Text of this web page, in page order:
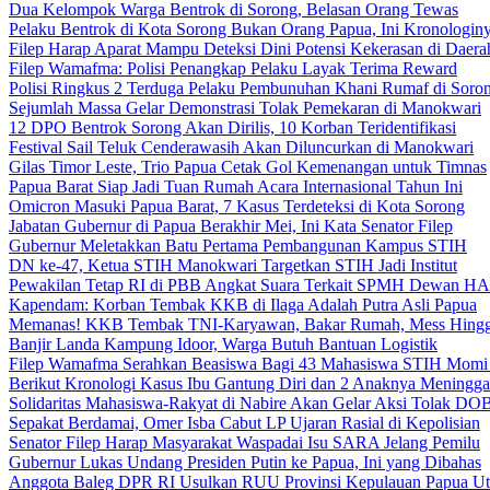
Dua Kelompok Warga Bentrok di Sorong, Belasan Orang Tewas
Pelaku Bentrok di Kota Sorong Bukan Orang Papua, Ini
Filep Harap Aparat Mampu Deteksi Dini Potensi Kekerasan di
Filep Wamafma: Polisi Penangkap Pelaku Layak Terima Reward
Polisi Ringkus 2 Terduga Pelaku Pembunuhan Khani Rumaf di
Sejumlah Massa Gelar Demonstrasi Tolak Pemekaran di Manokwari
12 DPO Bentrok Sorong Akan Dirilis, 10 Korban Teridentifikasi
Festival Sail Teluk Cenderawasih Akan Diluncurkan di Manokwari
Gilas Timor Leste, Trio Papua Cetak Gol Kemenangan untuk Timnas
Papua Barat Siap Jadi Tuan Rumah Acara Internasional Tahun Ini
Omicron Masuki Papua Barat, 7 Kasus Terdeteksi di Kota Sorong
Jabatan Gubernur di Papua Berakhir Mei, Ini Kata Senator Filep
Gubernur Meletakkan Batu Pertama Pembangunan Kampus STIH
DN ke-47, Ketua STIH Manokwari Targetkan STIH Jadi Institut
Pewakilan Tetap RI di PBB Angkat Suara Terkait SPMH Dewan
Kapendam: Korban Tembak KKB di Ilaga Adalah Putra Asli Papua
Memanas! KKB Tembak TNI-Karyawan, Bakar Rumah, Mess
Banjir Landa Kampung Idoor, Warga Butuh Bantuan Logistik
Filep Wamafma Serahkan Beasiswa Bagi 43 Mahasiswa STIH Momi
Berikut Kronologi Kasus Ibu Gantung Diri dan 2 Anaknya
Solidaritas Mahasiswa-Rakyat di Nabire Akan Gelar Aksi Tolak
Sepakat Berdamai, Omer Isba Cabut LP Ujaran Rasial di Kepolisian
Senator Filep Harap Masyarakat Waspadai Isu SARA Jelang Pemilu
Gubernur Lukas Undang Presiden Putin ke Papua, Ini yang Dibahas
Anggota Baleg DPR RI Usulkan RUU Provinsi Kepulauan Papua